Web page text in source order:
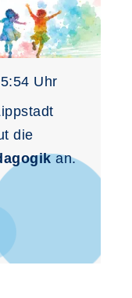
Uhr
die
an.